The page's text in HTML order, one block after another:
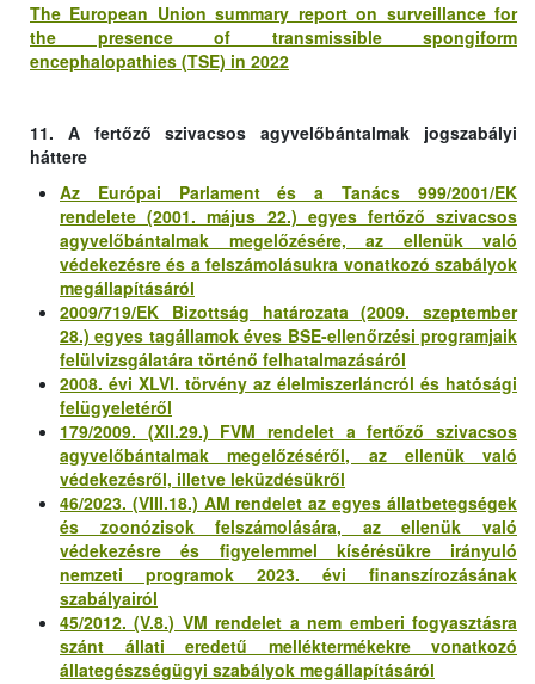
The European Union summary report on surveillance for
the presence of transmissible spongiform
encephalopathies (TSE) in 2022
11. A fertőző szivacsos agyvelőbántalmak jogszabályi
háttere
Az Európai Parlament és a Tanács 999/2001/EK
rendelete (2001. május 22.) egyes fertőző szivacsos
agyvelőbántalmak megelőzésére, az ellenük való
védekezésre és a felszámolásukra vonatkozó szabályok
megállapításáról
2009/719/EK Bizottság határozata (2009. szeptember
28.) egyes tagállamok éves BSE-ellenőrzési programjaik
felülvizsgálatára történő felhatalmazásáról
2008. évi XLVI. törvény az élelmiszerláncról és hatósági
felügyeletéről
179/2009. (XII.29.) FVM rendelet a fertőző szivacsos
agyvelőbántalmak megelőzéséről, az ellenük való
védekezésről, illetve leküzdésükről
46/2023. (VIII.18.) AM rendelet az egyes állatbetegségek
és zoonózisok felszámolására, az ellenük való
védekezésre és figyelemmel kísérésükre irányuló
nemzeti programok 2023. évi finanszírozásának
szabályairól
45/2012. (V.8.) VM rendelet a nem emberi fogyasztásra
szánt állati eredetű melléktermékekre vonatkozó
állategészségügyi szabályok megállapításáról